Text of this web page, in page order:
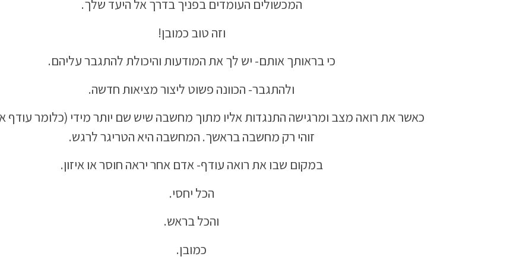
המכשולים העומדים בפניך בדרך אל היעד שלך.
וזה טוב כמובן!
כי בראותך אותם- יש לך את המודעות והיכולת להתגבר עליהם.
ולהתגבר- הכוונה פשוט ליצור מציאות חדשה.
כאשר את רואה מצב ומרגישה התנגדות אליו מתוך מחשבה שיש שם יותר מידי (כלומר עודף
זוהי רק מחשבה בראשך. המחשבה היא הטריגר לרגש.
במקום שבו את רואה עודף- אדם אחר יראה חוסר או איזון.
הכל יחסי.
והכל בראש.
כמובן.